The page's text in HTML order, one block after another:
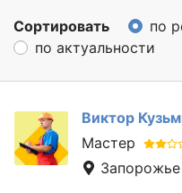
Сортировать по
по актуальности
Виктор
Мастер
Запорожье